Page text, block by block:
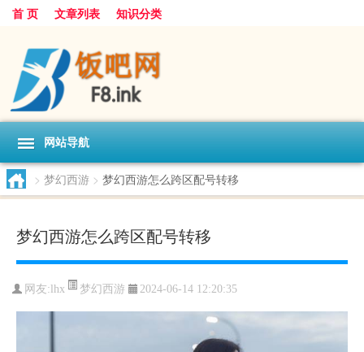
首 页 文章列表 知识分类
网站导航
> 梦幻西游 > 梦幻西游怎么跨区配号转移
梦幻西游怎么跨区配号转移
网友:lhx 梦幻西游 2024-06-14 12:20:35